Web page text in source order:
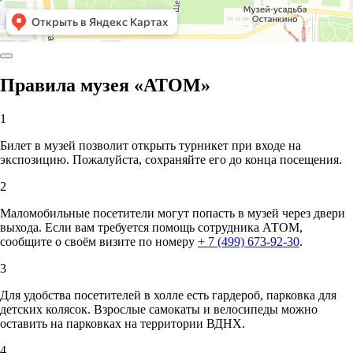
Правила музея «АТОМ»
1
Билет в музей позволит открыть турникет при входе на
экспозицию. Пожалуйста, сохраняйте его до конца посещения.
2
Маломобильные посетители могут попасть в музей через двери
выхода. Если вам требуется помощь сотрудника АТОМ,
сообщите о своём визите по номеру + 7 (499) 673-92-30.
3
Для удобства посетителей в холле есть гардероб, парковка для
детских колясок. Взрослые самокаты и велосипеды можно
оставить на парковках на территории ВДНХ.